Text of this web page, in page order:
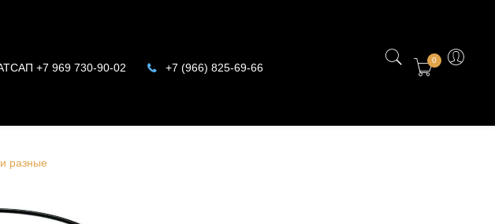
+7 969 730-90-02
+7 (966) 825-69-66
0
разные